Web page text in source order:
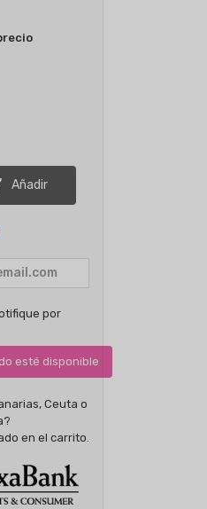
Añadir
por
esté disponible
Ceuta o
en el carrito.